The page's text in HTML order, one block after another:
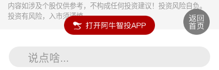
内容如涉及个股仅供参考，不构成任何投资建议！投资风险自负。
投资有风险，入市须谨慎。
说点啥...